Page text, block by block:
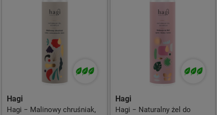
Hagi
Hagi − Malinowy chruśniak,
Hagi
Hagi − Naturalny żel do